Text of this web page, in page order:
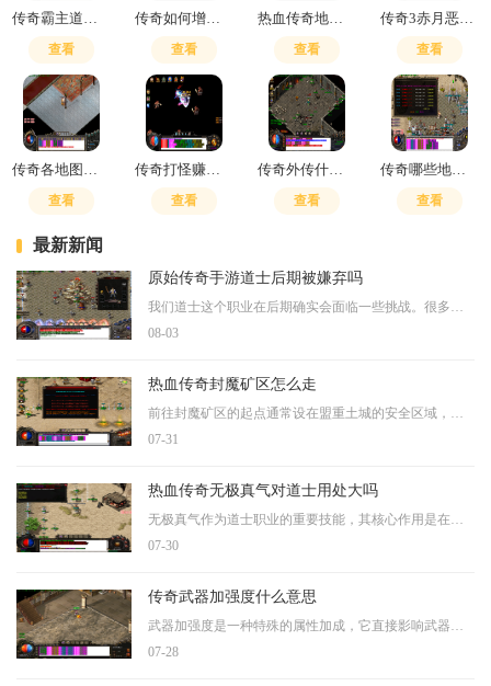
传奇霸主道士召唤骷髅怎么获得的
查看
传奇如何增加新技能
查看
热血传奇地下收购商人
查看
传奇3赤月恶魔怎么走图解光通
查看
传奇各地图怪物图鉴大全
查看
传奇打怪赚钱吗
查看
传奇外传什么组合最强大
查看
传奇哪些地方可以招虎卫
查看
最新新闻
原始传奇手游道士后期被嫌弃吗
08-03
热血传奇封魔矿区怎么走
07-31
热血传奇无极真气对道士用处大吗
07-30
传奇武器加强度什么意思
07-28